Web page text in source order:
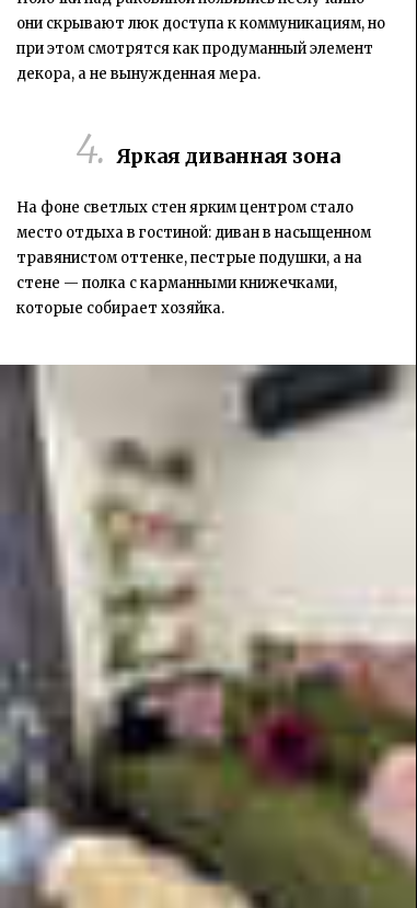
они скрывают люк доступа к коммуникациям, но
при этом смотрятся как продуманный элемент
декора, а не вынужденная мера.
Яркая диванная зона
На фоне светлых стен ярким центром стало
место отдыха в гостиной: диван в насыщенном
травянистом оттенке, пестрые подушки, а на
стене — полка с карманными книжечками,
которые собирает хозяйка.